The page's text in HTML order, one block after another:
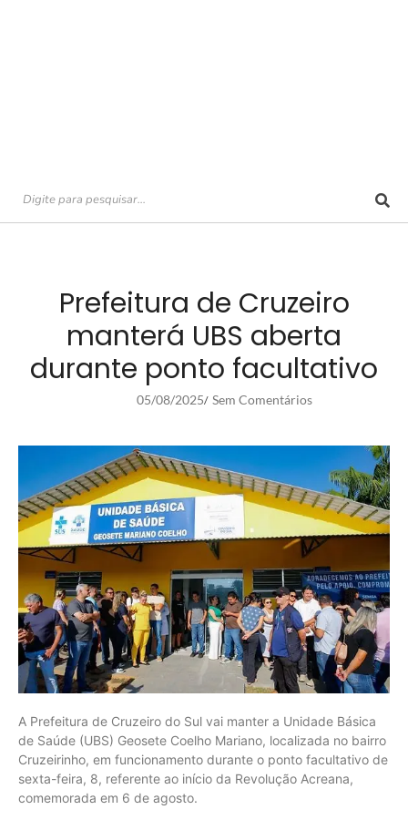
Prefeitura de Cruzeiro
manterá UBS aberta
durante ponto facultativo
05/08/2025/ Sem Comentários
A Prefeitura de Cruzeiro do Sul vai manter a Unidade Básica
de Saúde (UBS) Geosete Coelho Mariano, localizada no bairro
Cruzeirinho, em funcionamento durante o ponto facultativo de
sexta-feira, 8, referente ao início da Revolução Acreana,
comemorada em 6 de agosto.